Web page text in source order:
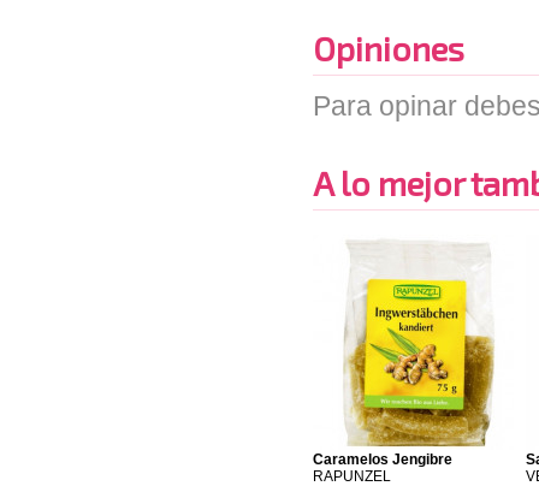
Opiniones
Para opinar
A lo mejor
Caramelos Jengibre
RAPUNZEL